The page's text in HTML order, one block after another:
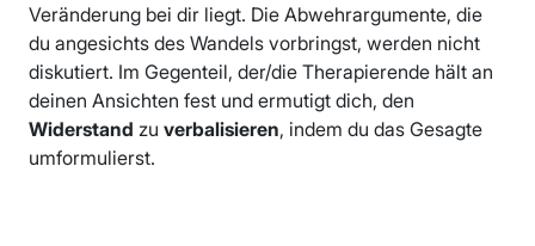
Veränderung bei dir liegt. Die Abwehrargumente, die
du angesichts des Wandels vorbringst, werden nicht
diskutiert. Im Gegenteil, der/die Therapierende hält an
deinen Ansichten fest und ermutigt dich, den
Widerstand zu verbalisieren, indem du das Gesagte
umformulierst.